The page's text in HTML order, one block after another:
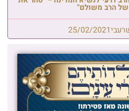
הרב משולם"
25/02/2021